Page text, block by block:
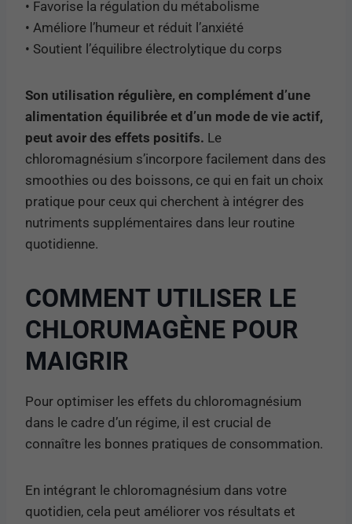
• Favorise la régulation du métabolisme
• Améliore l’humeur et réduit l’anxiété
• Soutient l’équilibre électrolytique du corps
Son utilisation régulière, en complément d’une
alimentation équilibrée et d’un mode de vie actif,
peut avoir des effets positifs. Le
chloromagnésium s’incorpore facilement dans des
smoothies ou des boissons, ce qui en fait un choix
pratique pour ceux qui cherchent à intégrer des
nutriments supplémentaires dans leur routine
quotidienne.
COMMENT UTILISER LE
CHLORUMAGÈNE POUR
MAIGRIR
Pour optimiser les effets du chloromagnésium
dans le cadre d’un régime, il est crucial de
connaître les bonnes pratiques de consommation.
En intégrant le chloromagnésium dans votre
quotidien, cela peut améliorer vos résultats et